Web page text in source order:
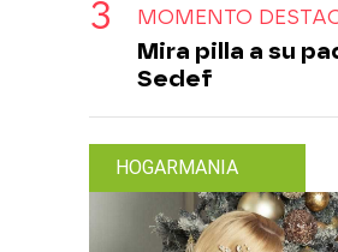
MOMENTO
Mira pilla a su
Sedef
HOGARMANIA